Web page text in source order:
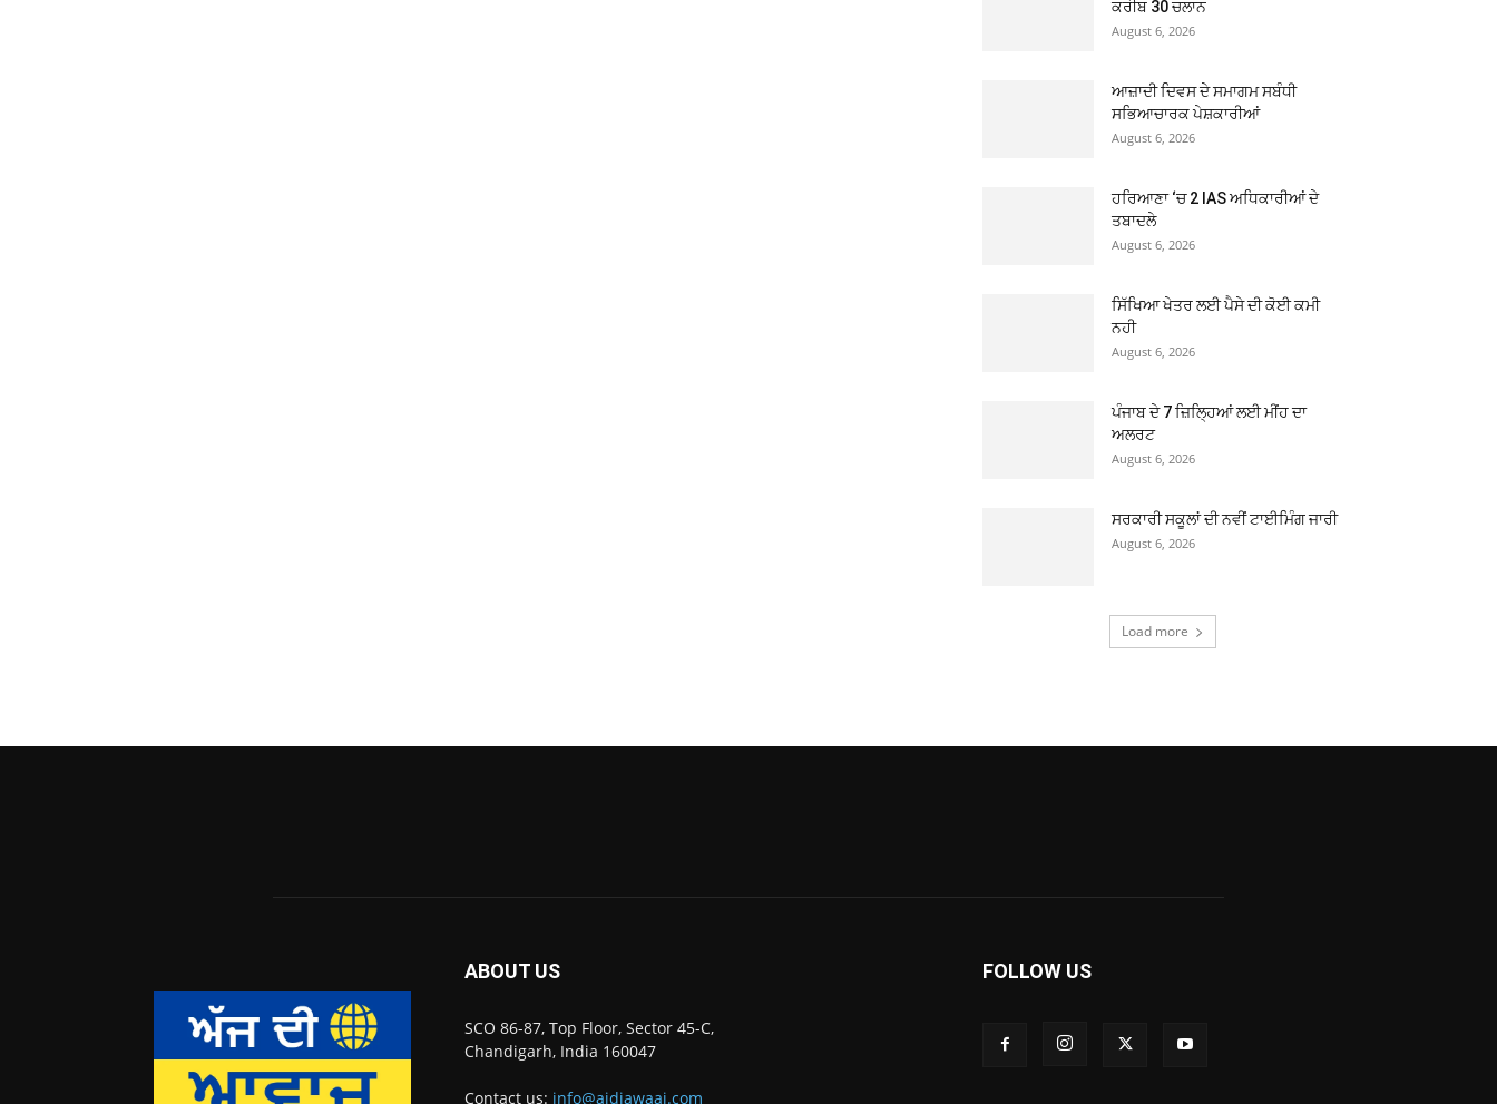
ਕਰੀਬ 30 ਚਲਾਨ
August 6, 2026
ਆਜ਼ਾਦੀ ਦਿਵਸ ਦੇ ਸਮਾਗਮ ਸਬੰਧੀ
ਸਭਿਆਚਾਰਕ ਪੇਸ਼ਕਾਰੀਆਂ
August 6, 2026
ਹਰਿਆਣਾ ‘ਚ 2 IAS ਅਧਿਕਾਰੀਆਂ ਦੇ
ਤਬਾਦਲੇ
August 6, 2026
ਸਿੱਖਿਆ ਖੇਤਰ ਲਈ ਪੈਸੇ ਦੀ ਕੋਈ ਕਮੀ
ਨਹੀ
August 6, 2026
ਪੰਜਾਬ ਦੇ 7 ਜ਼ਿਲ੍ਹਿਆਂ ਲਈ ਮੀਂਹ ਦਾ
ਅਲਰਟ
August 6, 2026
ਸਰਕਾਰੀ ਸਕੂਲਾਂ ਦੀ ਨਵੀਂ ਟਾਈਮਿੰਗ ਜਾਰੀ
August 6, 2026
Load more
ABOUT US
SCO 86-87, Top Floor, Sector 45-C,
Chandigarh, India 160047
Contact us: info@ajdiawaaj.com
FOLLOW US